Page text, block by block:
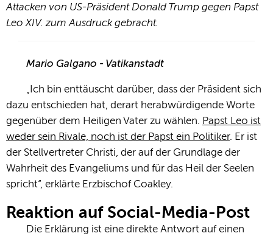
Attacken von US-Präsident Donald Trump gegen Papst
Leo XIV. zum Ausdruck gebracht.
Mario Galgano - Vatikanstadt
„Ich bin enttäuscht darüber, dass der Präsident sich
dazu entschieden hat, derart herabwürdigende Worte
gegenüber dem Heiligen Vater zu wählen. Papst Leo ist
weder sein Rivale, noch ist der Papst ein Politiker. Er ist
der Stellvertreter Christi, der auf der Grundlage der
Wahrheit des Evangeliums und für das Heil der Seelen
spricht“, erklärte Erzbischof Coakley.
Reaktion auf Social-Media-Post
Die Erklärung ist eine direkte Antwort auf einen